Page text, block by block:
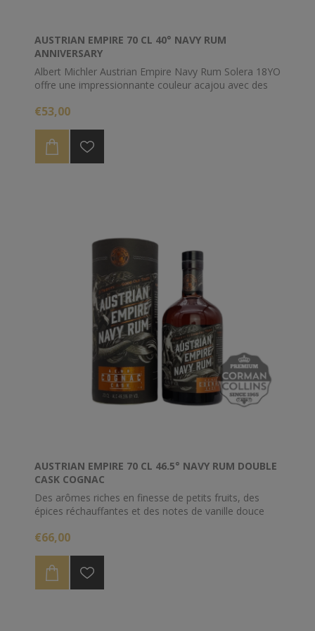
AUSTRIAN EMPIRE 70 CL 40° NAVY RUM
ANNIVERSARY
Albert Michler Austrian Empire Navy Rum Solera 18YO
offre une impressionnante couleur acajou avec des
rhum moderne avec un caractère incomparable et
dans le processus Solera en République dominicaine.
€53,00
AUSTRIAN EMPIRE 70 CL 46.5° NAVY RUM DOUBLE
CASK COGNAC
Des arômes riches en finesse de petits fruits, des
épices réchauffantes et des notes de vanille douce
€66,00